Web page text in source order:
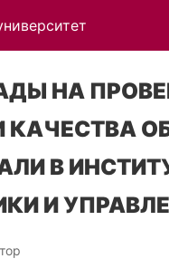
НА
КАЧЕСТВА
В
И